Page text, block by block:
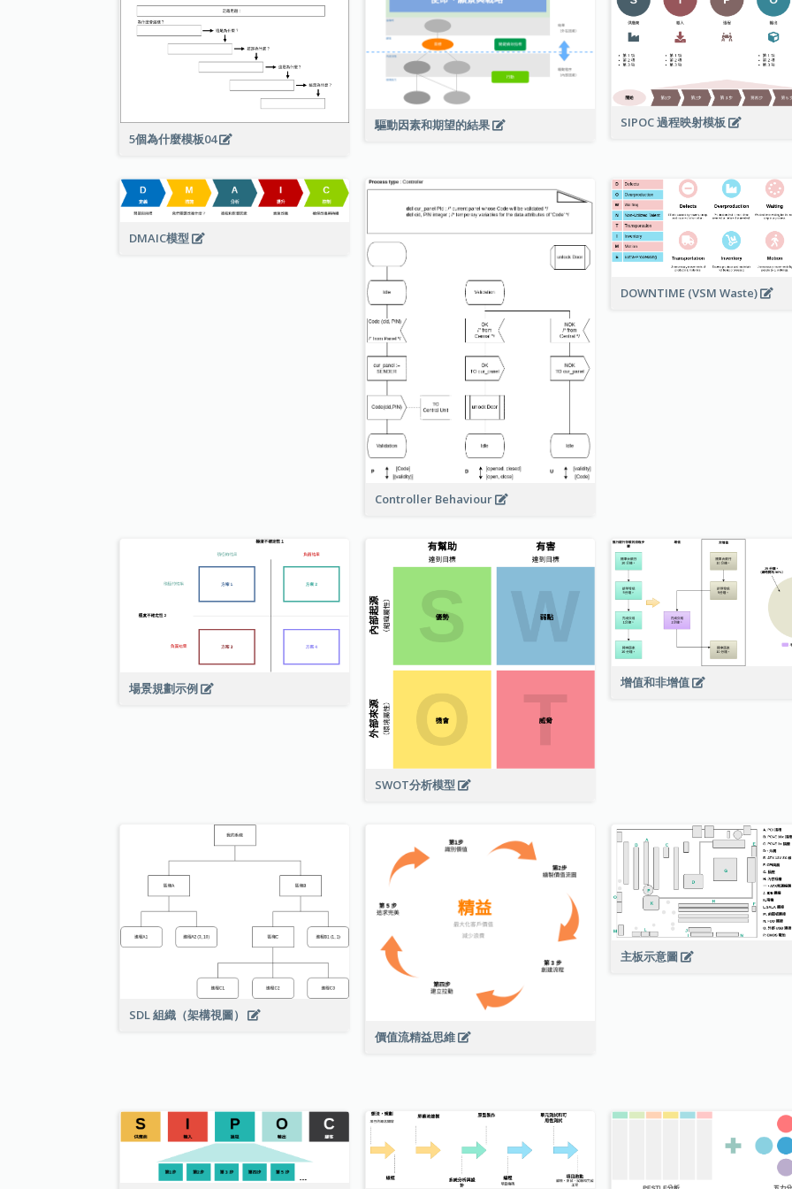
5個為什麼模板04
驅動因素和期望的結果 SIPOC 過程映射模板
DMAIC模型
Controller Behaviour
DOWNTIME (VSM Waste)
場景規劃示例
SWOT分析模型
增值和非增值
SDL 組織（架構視圖）
價值流精益思維
主板示意圖